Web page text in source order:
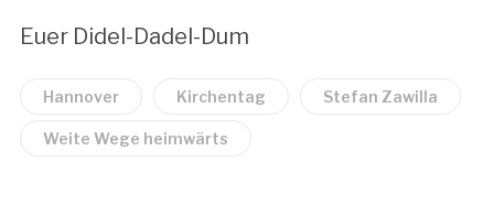
Euer Didel-Dadel-Dum
Hannover Kirchentag Stefan Zawilla
Weite Wege heimwärts